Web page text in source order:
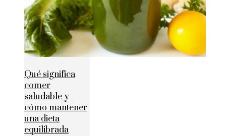
Qué significa
comer
saludable y
cómo mantener
una dieta
equilibrada